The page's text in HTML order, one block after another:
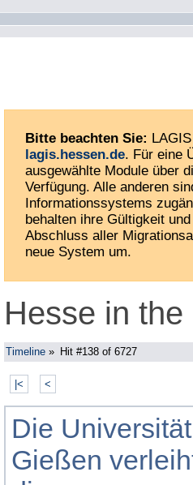
Bitte beachten Sie:
lagis.hessen.de. Für eine
ausgewählte Module über
Verfügung. Alle anderen
Informationssystems
behalten ihre Gültigkeit
Abschluss aller
neue System um.
Hesse in
Timeline » Hit #138 of 6727
|< <
Die Universität
Gießen